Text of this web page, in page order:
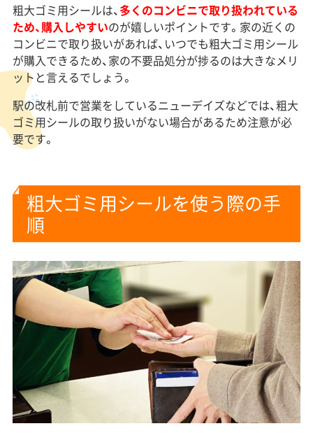
粗大ゴミ用シールは、 多くのコンビニで取り扱われている
ため、購入しやすいのが嬉しいポイントです。家の近くの
コンビニで取り扱いがあれば、いつでも粗大ゴミ用シール
が購入できるため、家の不要品処分が捗るのは大きなメリ
ットと言えるでしょう。
駅の改札前で営業をしているニューデイズなどでは、粗大
ゴミ用シールの取り扱いがない場合があるため注意が必
要です。
粗大ゴミ用シールを使う際の手
順